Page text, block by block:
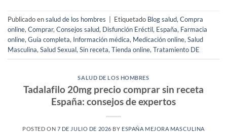
Publicado ensalud de los hombres Etiquetado Blog salud,Compra
online,Comprar,Consejos salud, Disfunción Eréctil, España, Farmacia
online,Guía completa, Información médica, Medicación online,Salud
Masculina,Salud Sexual,Sin receta,Tienda online,Tratamiento DE
SALUD DE LOS HOMBRES
Tadalafilo 20mg precio comprar sin receta
España: consejos de expertos
POSTED ON 7 DE JULIO DE 2026 BY ESPAÑA MEJORA MASCULINA